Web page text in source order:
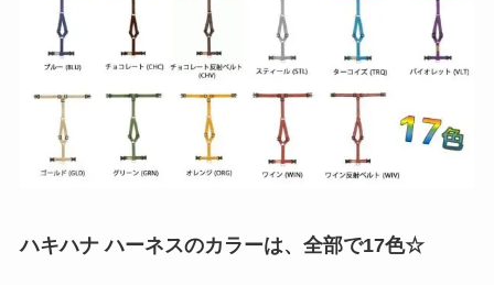
ハキハナ ハーネスのカラーは、全部で17色☆